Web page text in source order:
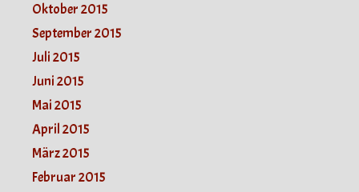
Oktober 2015
September 2015
Juli 2015
Juni 2015
Mai 2015
April 2015
März 2015
Februar 2015